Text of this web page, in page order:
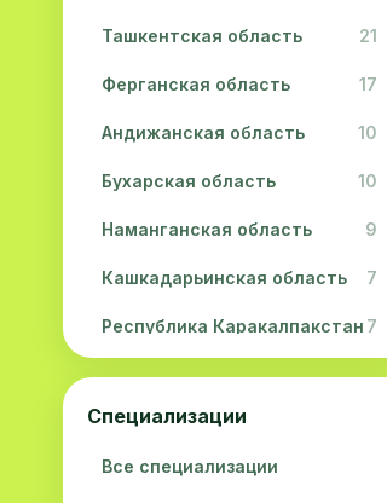
Ташкентская область 21
Ферганская область 17
Андижанская область 10
Бухарская область 10
Наманганская область 9
Кашкадарьинская область 7
Республика Каракалпакстан 7
Навоийская область 5
Джизакская область
Сурхандарьинская область
Специализации
Все специализации